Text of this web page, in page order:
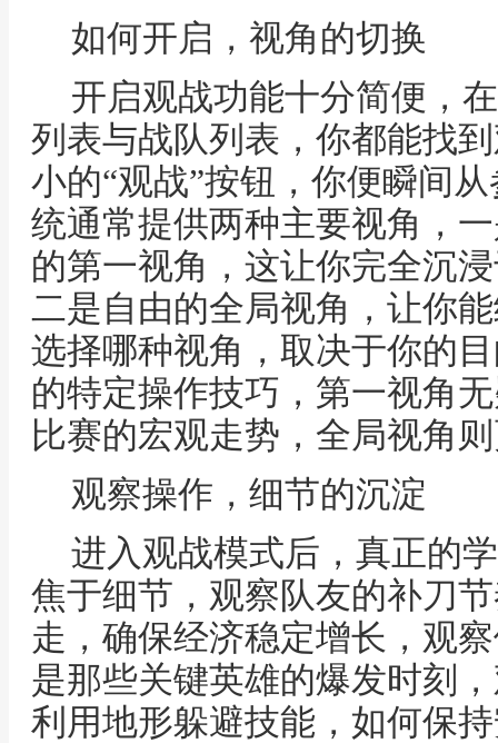
如何开启，视角的切换
开启观战功能十分简便，
列表与战队列表，你都能找
小的“观战”按钮，你便瞬间
统通常提供两种主要视角，
的第一视角，这让你完全沉
二是自由的全局视角，让你
选择哪种视角，取决于你的
的特定操作技巧，第一视角
比赛的宏观走势，全局视角
观察操作，细节的沉淀
进入观战模式后，真正的
焦于细节，观察队友的补刀
走，确保经济稳定增长，观
是那些关键英雄的爆发时刻
利用地形躲避技能，如何保